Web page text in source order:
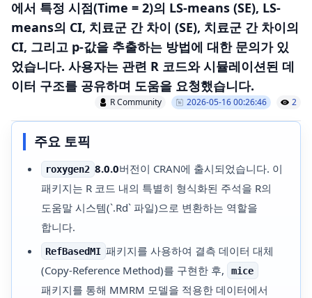
에서 특정 시점(Time = 2)의 LS-means (SE), LS-
means의 CI, 치료군 간 차이 (SE), 치료군 간 차이의
CI, 그리고 p-값을 추출하는 방법에 대한 문의가 있
었습니다. 사용자는 관련 R 코드와 시뮬레이션된 데
이터 구조를 공유하며 도움을 요청했습니다.
R Community 2026-05-16 00:26:46 2
주요 토픽
roxygen2 8.0.0버전이 CRAN에 출시되었습니다. 이
패키지는 R 코드 내의 특별히 형식화된 주석을 R의
도움말 시스템(`.Rd` 파일)으로 변환하는 역할을
합니다.
RefBasedMI 패키지를 사용하여 결측 데이터 대체
(Copy-Reference Method)를 구현한 후,
mice
패키지를 통해 MMRM 모델을 적용한 데이터에서